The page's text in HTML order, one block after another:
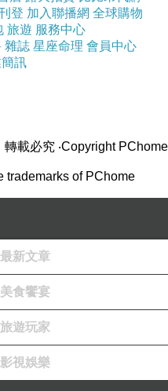
登 加入聯播網 全球購物
旅遊 服務中心
雜誌 星座命理 會員中心
訊
轉載必究 ‧Copyright PChome
trademarks of PChome
最新文章
美食饗宴
旅遊玩家
影視娛樂